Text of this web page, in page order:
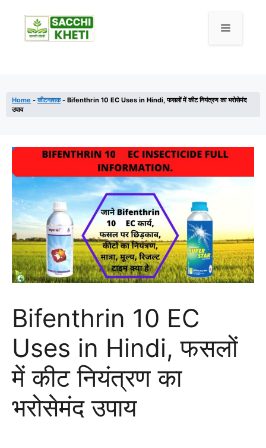
Home - कीटनाशक- Bifenthrin 10 EC Uses in Hindi, फसलों में कीट नियंत्रण का भरोसेमंद
उपाय
Bifenthrin 10 EC
Uses in Hindi, फसलों
में कीट नियंत्रण का
भरोसेमंद उपाय